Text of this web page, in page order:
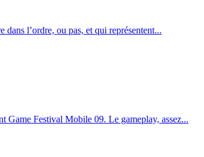
dans l’ordre, ou pas, et qui représentent...
Game Festival Mobile 09. Le gameplay, assez...